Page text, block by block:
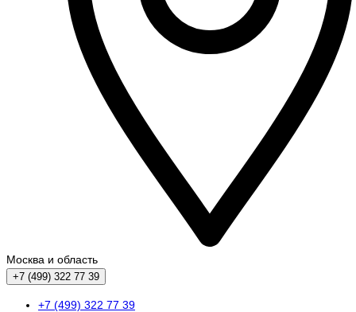
Москва и область
+7 (499) 322 77 39
+7 (499) 322 77 39